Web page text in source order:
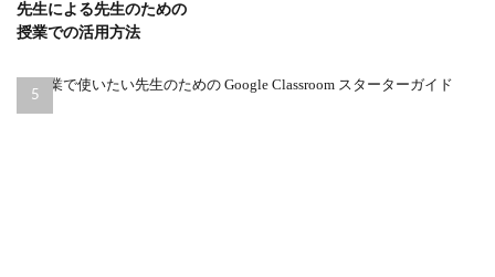
先生による先生のための
授業での活用方法